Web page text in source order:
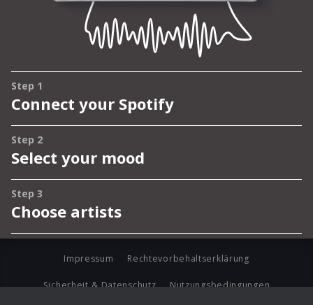
Impressum Rechtevorbehaltserklärung
Sicherheit & Datenschutz Nutzungsbedingungen